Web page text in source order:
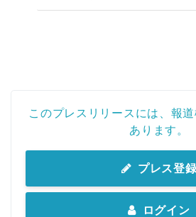
このプレスリリースには、報
あります。
プレス登
ログイン